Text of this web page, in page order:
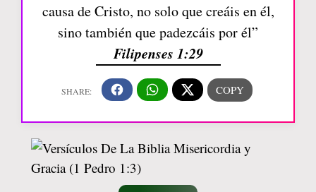
causa de Cristo, no solo que creáis en él,
sino también que padezcáis por él”
Filipenses 1:29